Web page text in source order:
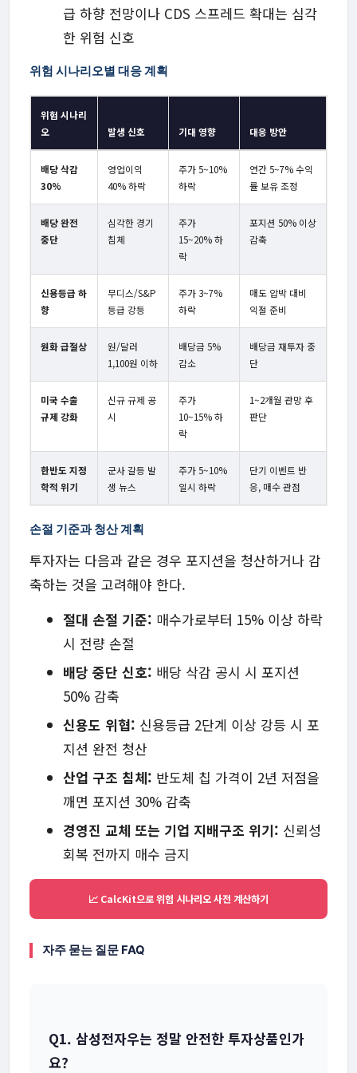
급 하향 전망이나 CDS 스프레드 확대는 심각
한 위험 신호
위험 시나리오별 대응 계획
위험 시나리
오
발생 신호 기대 영향 대응 방안
배당 삭감
30%
영업이익
40% 하락
주가 5~10%
하락
연간 5~7% 수익
률 보유 조정
배당 완전
중단
심각한 경기
침체
주가
15~20% 하
락
포지션 50% 이상
감축
신용등급 하
향
무디스/S&P
등급 강등
주가 3~7%
하락
매도 압박 대비
익절 준비
원화 급절상
원/달러
1,100원 이하
배당금 5%
감소
배당금 재투자 중
단
미국 수출
규제 강화
신규 규제 공
시
주가
10~15% 하
락
1~2개월 관망 후
판단
한반도 지정
학적 위기
군사 갈등 발
생 뉴스
주가 5~10%
일시 하락
단기 이벤트 반
응, 매수 관점
손절 기준과 청산 계획
투자자는 다음과 같은 경우 포지션을 청산하거나 감
축하는 것을 고려해야 한다.
절대 손절 기준: 매수가로부터 15% 이상 하락
시 전량 손절
배당 중단 신호: 배당 삭감 공시 시 포지션
50% 감축
신용도 위협: 신용등급 2단계 이상 강등 시 포
지션 완전 청산
산업 구조 침체: 반도체 칩 가격이 2년 저점을
깨면 포지션 30% 감축
경영진 교체 또는 기업 지배구조 위기: 신뢰성
회복 전까지 매수 금지
📈 CalcKit으로 위험 시나리오 사전 계산하기
자주 묻는 질문 FAQ
Q1. 삼성전자우는 정말 안전한 투자상품인가
요?